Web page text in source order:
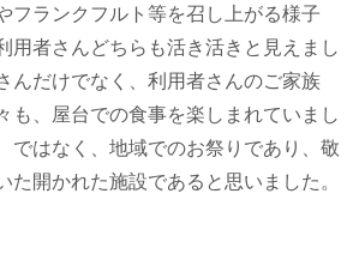
フランクフルト等を召し上がる様子
用者さんどちらも活き活きと見えまし
んだけでなく、利用者さんのご家族
も、屋台での食事を楽しまれていまし
ではなく、地域でのお祭りであり、敬
た開かれた施設であると思いました。